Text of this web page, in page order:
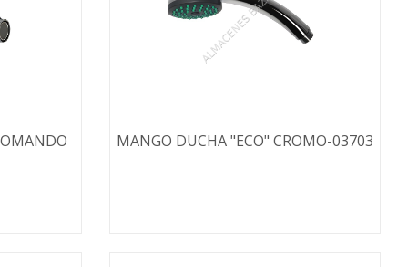
MANGO DUCHA "ECO" CROMO-03703